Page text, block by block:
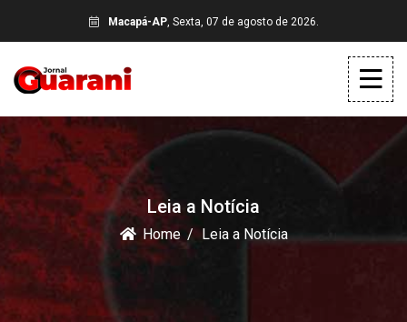
Macapá-AP, Sexta, 07 de agosto de 2026.
Leia a Notícia
Home Leia a Notícia